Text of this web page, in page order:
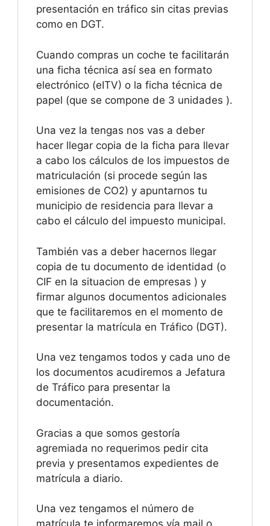
presentación en tráfico sin citas previas
como en DGT.
Cuando compras un coche te facilitarán
una ficha técnica así sea en formato
electrónico (eITV) o la ficha técnica de
papel (que se compone de 3 unidades ).
Una vez la tengas nos vas a deber
hacer llegar copia de la ficha para llevar
a cabo los cálculos de los impuestos de
matriculación (si procede según las
emisiones de CO2) y apuntarnos tu
municipio de residencia para llevar a
cabo el cálculo del impuesto municipal.
También vas a deber hacernos llegar
copia de tu documento de identidad (o
CIF en la situacion de empresas ) y
firmar algunos documentos adicionales
que te facilitaremos en el momento de
presentar la matrícula en Tráfico (DGT).
Una vez tengamos todos y cada uno de
los documentos acudiremos a Jefatura
de Tráfico para presentar la
documentación.
Gracias a que somos gestoría
agremiada no requerimos pedir cita
previa y presentamos expedientes de
matrícula a diario.
Una vez tengamos el número de